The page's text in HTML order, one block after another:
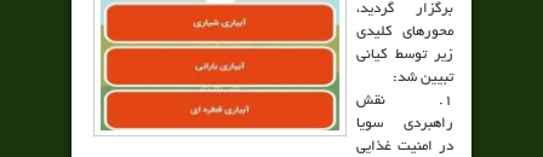
برگزار گردید،
محورهای کلیدی
زیر توسط کیانی
تبیین شد:
۱. نقش
راهبردی سویا
در امنیت غذایی